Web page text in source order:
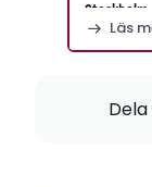
Stockholm
Läs
Dela